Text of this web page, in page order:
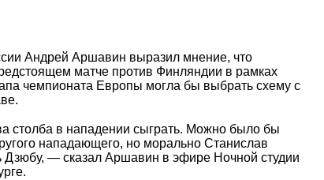
Андрей Аршавин выразил мнение, что
матче против Финляндии в рамках
чемпионата Европы могла бы выбрать схему с
в нападении сыграть. Можно было бы
нападающего, но морально Станислав
Дзюбу, — сказал Аршавин в эфире Ночной студии